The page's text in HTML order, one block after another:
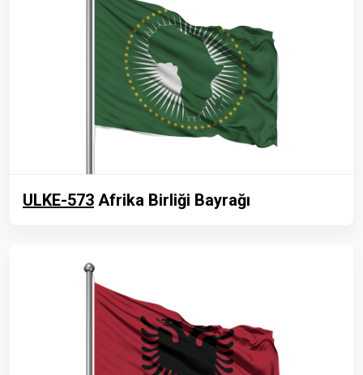
ULKE-573 Afrika Birliği Bayrağı